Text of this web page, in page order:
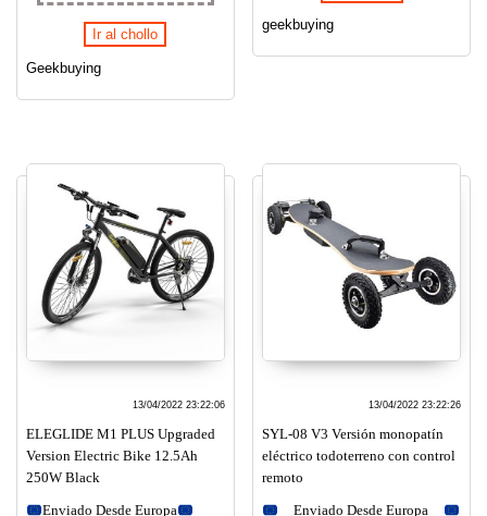
Ir al chollo
Geekbuying
geekbuying
13/04/2022 23:22:06
ELEGLIDE M1 PLUS Upgraded
Version Electric Bike 12.5Ah
250W Black
Enviado Desde Europa
13/04/2022 23:22:26
SYL-08 V3 Versión monopatín
eléctrico todoterreno con control
remoto
__Enviado Desde Europa__